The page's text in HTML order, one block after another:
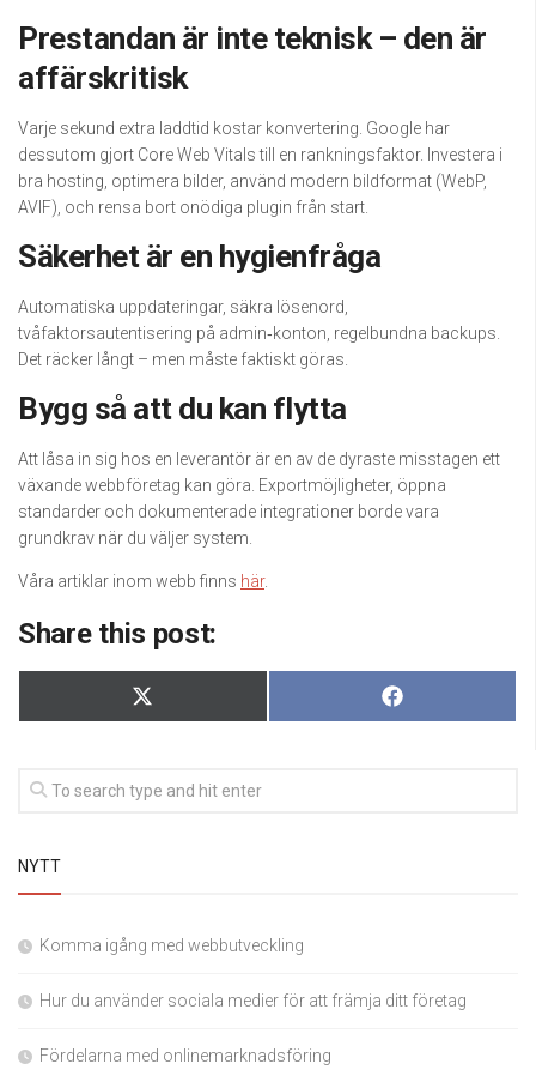
Prestandan är inte teknisk – den är
affärskritisk
Varje sekund extra laddtid kostar konvertering. Google har
dessutom gjort Core Web Vitals till en rankningsfaktor. Investera i
bra hosting, optimera bilder, använd modern bildformat (WebP,
AVIF), och rensa bort onödiga plugin från start.
Säkerhet är en hygienfråga
Automatiska uppdateringar, säkra lösenord,
tvåfaktorsautentisering på admin‑konton, regelbundna backups.
Det räcker långt – men måste faktiskt göras.
Bygg så att du kan flytta
Att låsa in sig hos en leverantör är en av de dyraste misstagen ett
växande webbföretag kan göra. Exportmöjligheter, öppna
standarder och dokumenterade integrationer borde vara
grundkrav när du väljer system.
Våra artiklar inom webb finns här.
Share this post:
Dela
på
X
(Twitter)
Dela
på
Facebook
NYTT
Komma igång med webbutveckling
Hur du använder sociala medier för att främja ditt företag
Fördelarna med onlinemarknadsföring